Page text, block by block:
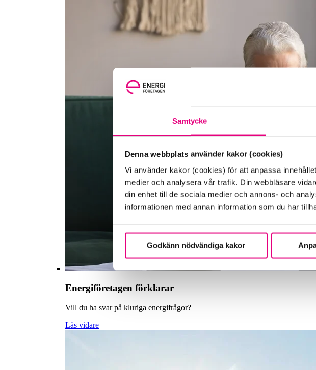
Samtycke
Denna webbplats använder kakor (cookies)
Vi använder kakor (cookies) för att anpassa
medier och analysera vår trafik. Din webbläsare
din enhet till de sociala medier och annons- och
informationen med annan information som du har
Godkänn nödvändiga kakor
Energiföretagen förklarar
Vill du ha svar på kluriga energifrågor?
Läs vidare